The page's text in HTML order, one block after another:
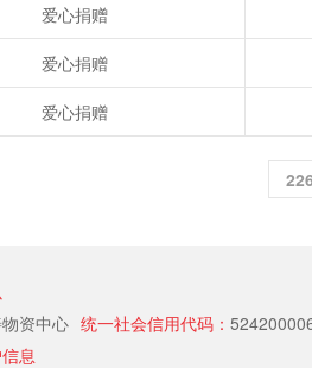
爱心捐赠
爱心捐赠
爱心捐赠
226
资中心 统一社会信用代码：
息